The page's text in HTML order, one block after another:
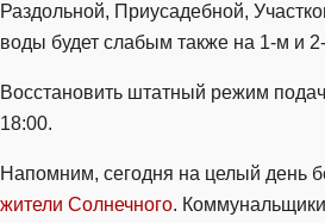
Раздольной, Приусадебной,
воды будет слабым также на 1-м и
Восстановить штатный режим
18:00.
Напомним, сегодня на целый день
жители Солнечного. Коммунальщики